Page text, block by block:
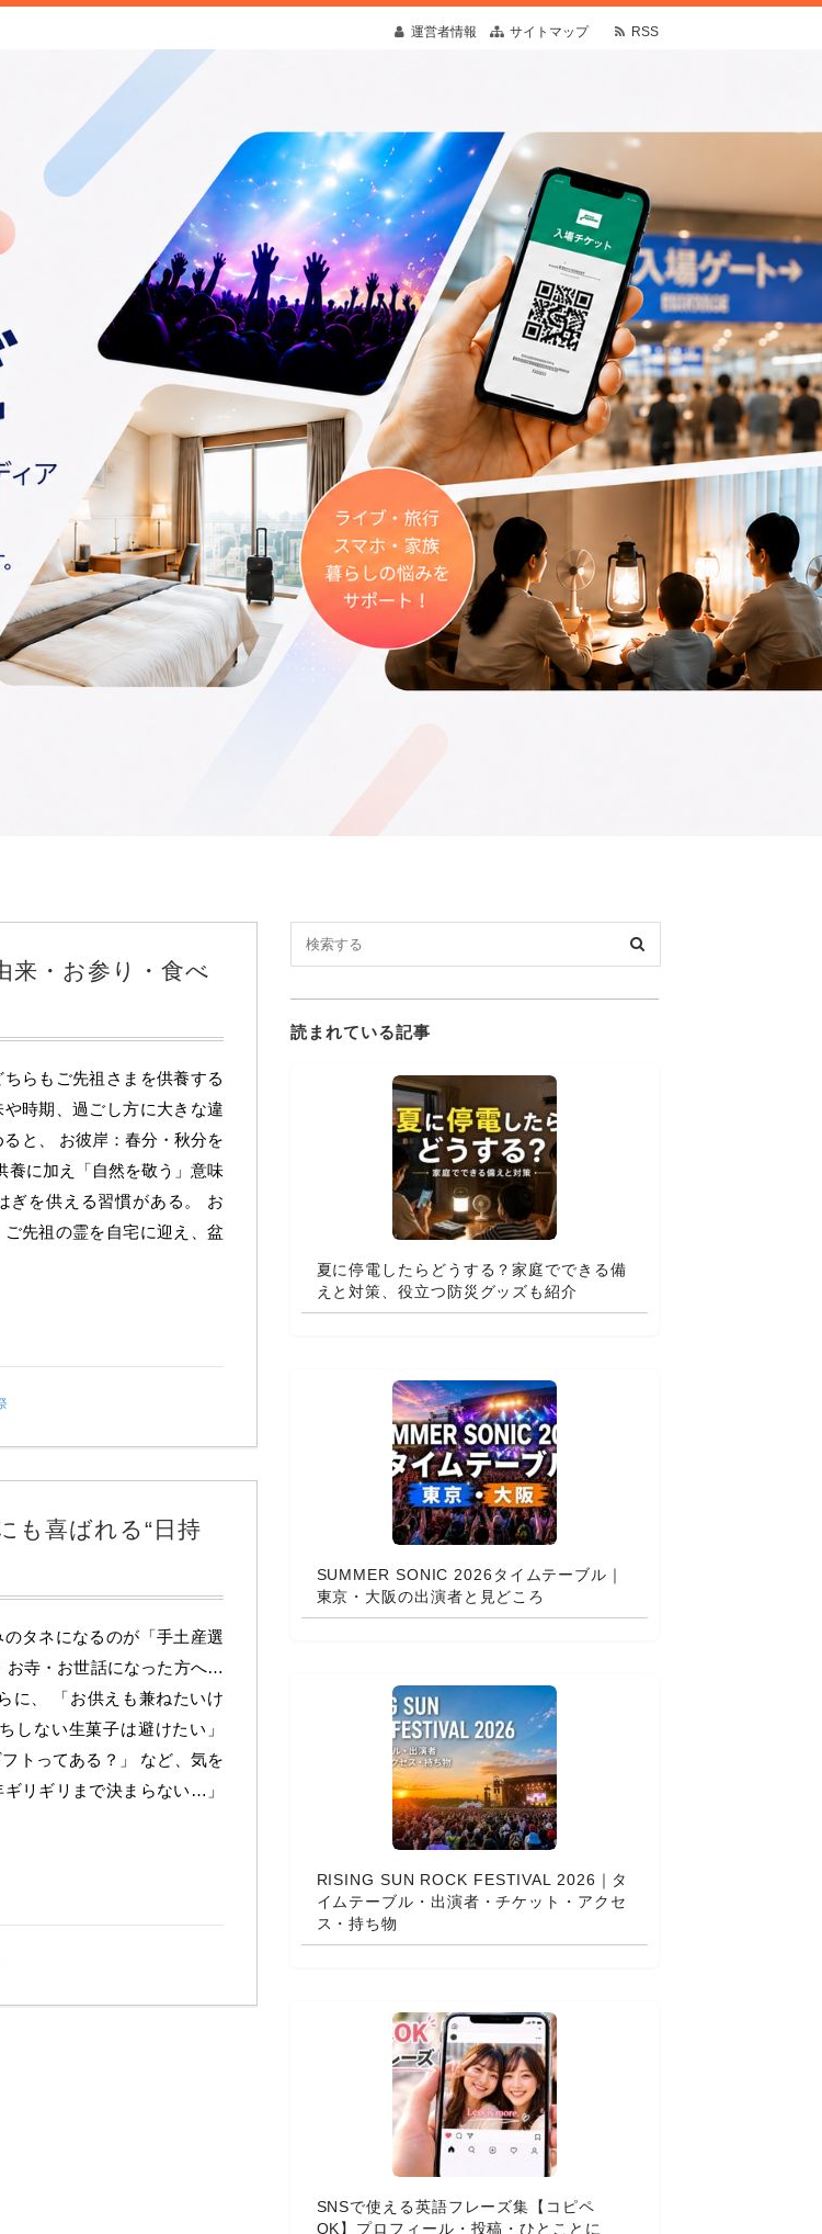
運営者情報 サイトマップ RSS
商品をお届けします
さんが検索することこそトレンド。日常の疑問や予想外の出来事にも寄り添う情報を発
来・お参り・食べ
ちらもご先祖さまを供養する
時期、過ごし方に大きな違
と、 お彼岸：春分・秋分を
養に加え「自然を敬う」意味
ぎを供える習慣がある。 お
先祖の霊を自宅に迎え、盆
も喜ばれる“日持
タネになるのが「手土産選
お寺・お世話になった方へ…
に、 「お供えも兼ねたいけ
しない生菓子は避けたい」
トってある？」 など、気を
リギリまで決まらない…」
読まれている記事
夏に停電したらどうする？家庭でできる備
えと対策、役立つ防災グッズも紹介
SUMMER SONIC 2026タイムテーブル｜
東京・大阪の出演者と見どころ
RISING SUN ROCK FESTIVAL 2026｜タ
イムテーブル・出演者・チケット・アクセ
ス・持ち物
SNSで使える英語フレーズ集【コピペ
OK】プロフィール・投稿・ひとことに